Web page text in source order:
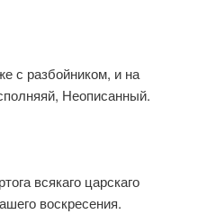
с разбойником, и на
Неописанный.
всякаго царскаго
воскресения.